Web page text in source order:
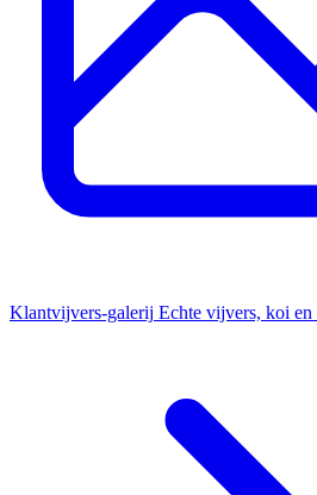
Klantvijvers-galerij Echte vijvers, koi en